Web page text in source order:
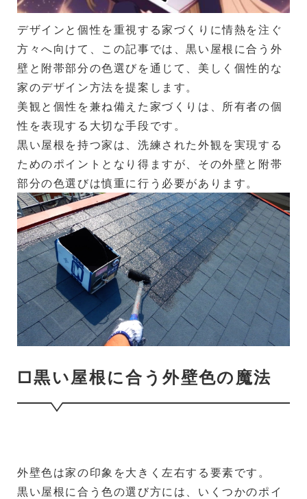
デザインと個性を重視する家づくりに情熱を注ぐ
方々へ向けて、この記事では、黒い屋根に合う外
壁と附帯部分の色選びを通じて、美しく個性的な
家のデザイン方法を提案します。
美観と個性を兼ね備えた家づくりは、所有者の個
性を表現する大切な手段です。
黒い屋根を持つ家は、洗練された外観を実現する
ためのポイントとなり得ますが、その外壁と附帯
部分の色選びは慎重に行う必要があります。
□黒い屋根に合う外壁色の魔法
外壁色は家の印象を大きく左右する要素です。
黒い屋根に合う色の選び方には、いくつかのポイ